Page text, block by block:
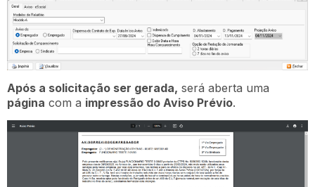
Após a solicitação ser gerada, será aberta uma
página com a impressão do Aviso Prévio.